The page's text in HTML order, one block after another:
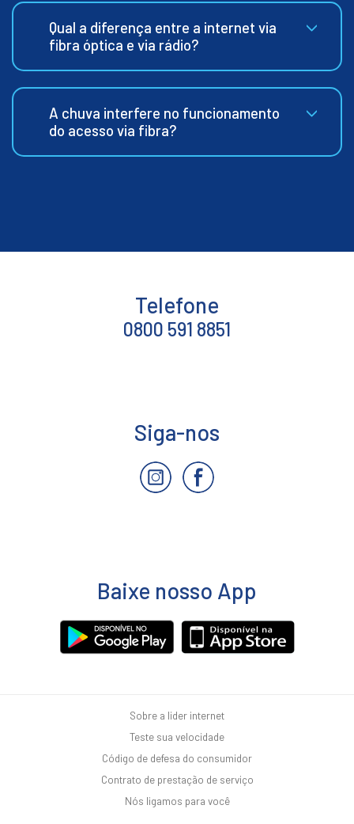
Qual a diferença entre a internet via
fibra óptica e via rádio?
A chuva interfere no funcionamento
do acesso via fibra?
Telefone
0800 591 8851
Siga-nos
Baixe nosso App
Sobre a lider internet
Teste sua velocidade
Código de defesa do consumidor
Contrato de prestação de serviço
Nós ligamos para você